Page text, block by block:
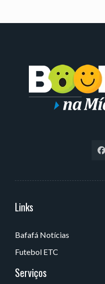
Links
Bafafá Notícias
Futebol ETC
Serviços
Serviços